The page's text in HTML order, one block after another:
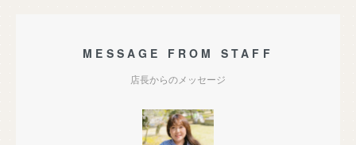
MESSAGE FROM STAFF
店長からのメッセージ